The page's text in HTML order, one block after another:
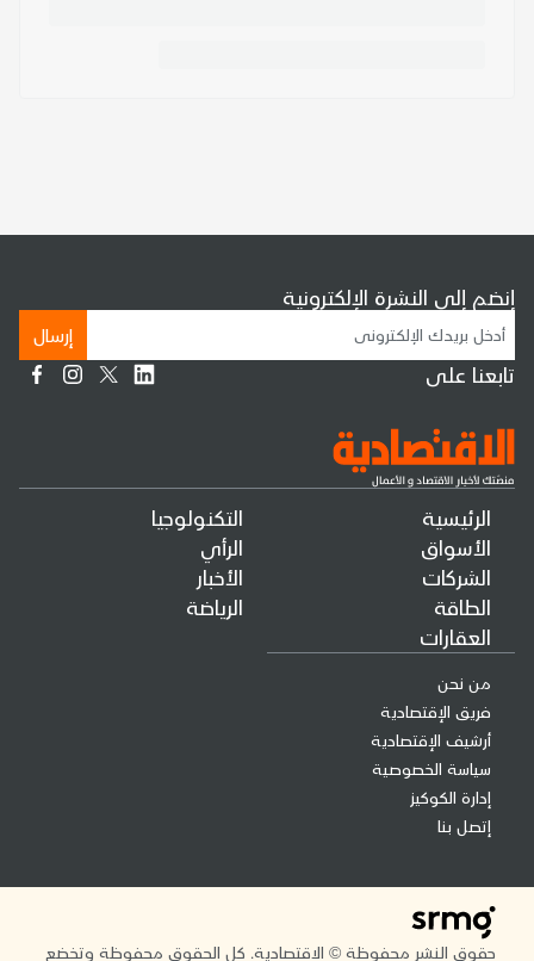
الرئيسية
الأسواق
الشركات
الطاقة
العقارات
التكنولوجيا
الرأي
الأخبار
الرياضة
من نحن
فريق الإقتصادية
أرشيف الإقتصادية
سياسة الخصوصية
إدارة الكوكيز
إتصل بنا
إنضم إلى النشرة الإلكترونية
إرسال
تابعنا على
حقوق النشر محفوظة © الاقتصادية. كل الحقوق محفوظة وتخضع